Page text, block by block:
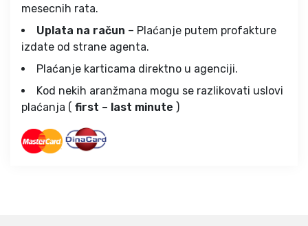
mesecnih rata.
Uplata na račun – Plaćanje putem profakture
izdate od strane agenta.
Plaćanje karticama direktno u agenciji.
Kod nekih aranžmana mogu se razlikovati uslovi
plaćanja ( first – last minute )